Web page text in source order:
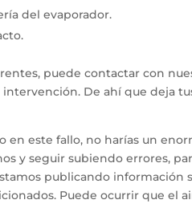
del evaporador.
puede contactar con
De ahí que deja
en este fallo, no harías un
y seguir subiendo errores,
publicando información
Puede ocurrir que el